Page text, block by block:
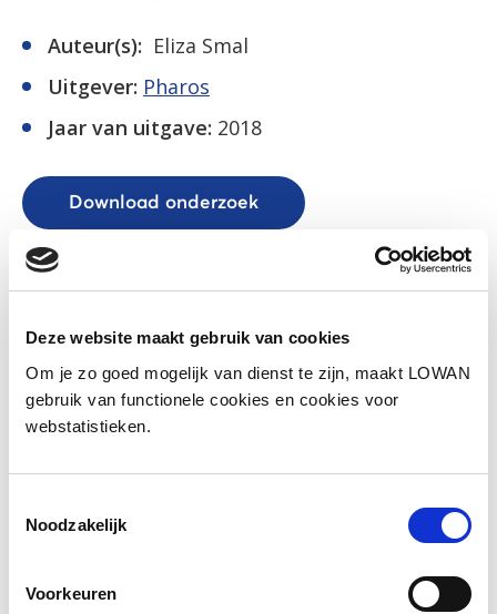
Deze website maakt gebruik van cookies
Om je zo goed mogelijk van dienst te zijn, maakt LOWAN
gebruik van functionele cookies en cookies voor
webstatistieken.
Noodzakelijk
Voorkeuren
Auteur(s): Eliza Smal
Uitgever: Pharos
Jaar van uitgave: 2018
Download onderzoek
FacebookLinkedIn
Andere bezoekers bekeken ook